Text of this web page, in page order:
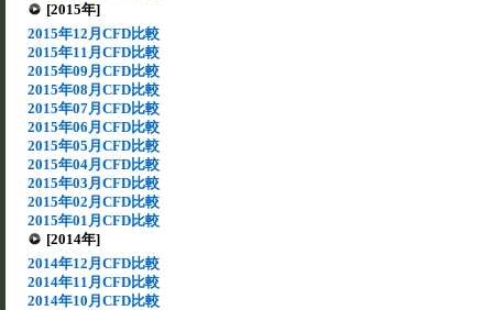
[2015年]
2015年12月CFD比較
2015年11月CFD比較
2015年09月CFD比較
2015年08月CFD比較
2015年07月CFD比較
2015年06月CFD比較
2015年05月CFD比較
2015年04月CFD比較
2015年03月CFD比較
2015年02月CFD比較
2015年01月CFD比較
[2014年]
2014年12月CFD比較
2014年11月CFD比較
2014年10月CFD比較